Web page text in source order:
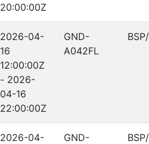
20:00:00Z
2026-04-
16
12:00:00Z
- 2026-
04-16
22:00:00Z
GND-
A042FL
2026-04-
GND-